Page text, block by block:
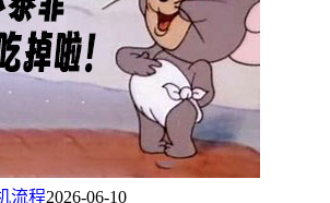
流程2026-06-10